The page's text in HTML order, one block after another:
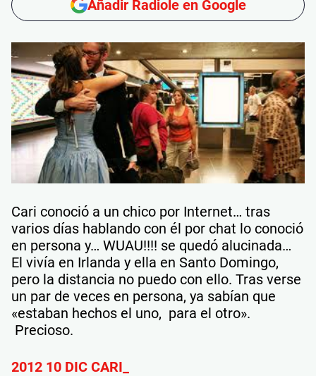
Añadir Radiole en Google
Cari conoció a un chico por Internet… tras
varios días hablando con él por chat lo conoció
en persona y… WUAU!!!! se quedó alucinada…
El vivía en Irlanda y ella en Santo Domingo,
pero la distancia no puedo con ello. Tras verse
un par de veces en persona, ya sabían que
«estaban hechos el uno, para el otro».
Precioso.
2012 10 DIC CARI_